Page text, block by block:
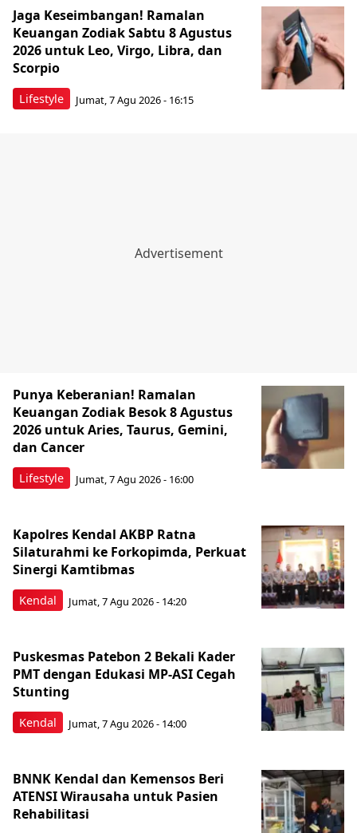
Lifestyle
Jaga Keseimbangan! Ramalan
Keuangan Zodiak Sabtu 8 Agustus
2026 untuk Leo, Virgo, Libra, dan
Scorpio
Jumat, 7 Agu 2026 - 16:15
Lifestyle
Punya Keberanian! Ramalan
Keuangan Zodiak Besok 8 Agustus
2026 untuk Aries, Taurus, Gemini,
dan Cancer
Jumat, 7 Agu 2026 - 16:00
Kendal
Kapolres Kendal AKBP Ratna
Silaturahmi ke Forkopimda, Perkuat
Sinergi Kamtibmas
Jumat, 7 Agu 2026 - 14:20
Kendal
Puskesmas Patebon 2 Bekali Kader
PMT dengan Edukasi MP-ASI Cegah
Stunting
Jumat, 7 Agu 2026 - 14:00
BNNK Kendal dan Kemensos Beri
ATENSI Wirausaha untuk Pasien
Rehabilitasi